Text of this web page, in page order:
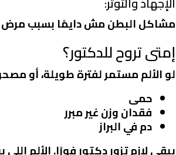
مشاكل البطن مش دايمًا بسبب مرض
إمتى تروح للدكتور؟
لو الألم مستمر لفترة طويلة، أو
حمى
فقدان وزن غير مبرر
دم في البراز
يبقى لازم تزور دكتور فورًا. الألم